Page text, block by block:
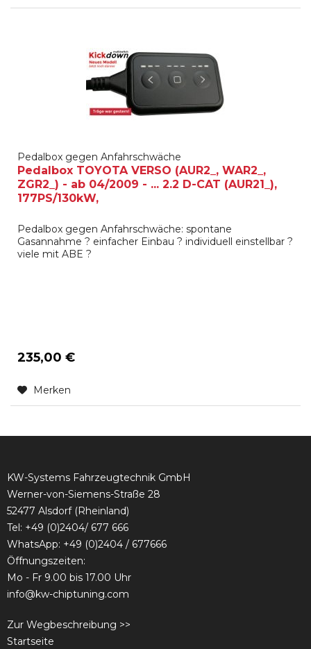
Pedalbox gegen Anfahrschwäche
Pedalbox TOYOTA VERSO (AUR2_, WAR2_,
ZGR2_) - ab 04/2009 - ... 2.2 D-CAT (AUR21_),
177PS/130kW,
Pedalbox gegen Anfahrschwäche: spontane
Gasannahme ? einfacher Einbau ? individuell einstellbar ?
viele mit ABE ?
235,00 €
Merken
KW-Systems Fahrzeugtechnik GmbH
Werner-von-Siemens-Straße 28
52477 Alsdorf (Rheinland)
Tel: +49 (0)2404/ 677 666
WhatsApp: +49 (0)2404 / 677666
Öffnungszeiten:
Mo - Fr 9.00 bis 17.00 Uhr
info@kw-chiptuning.com
Zur Wegbeschreibung >>
Startseite